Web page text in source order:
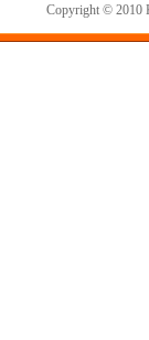
Copyright © 2010